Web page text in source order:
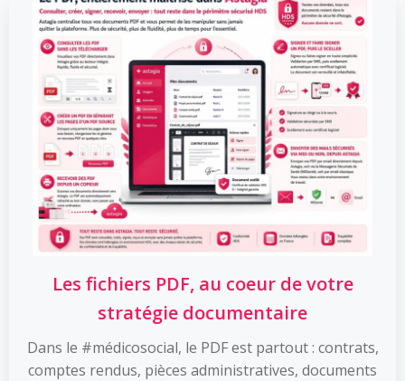
Les fichiers PDF, au coeur de votre
stratégie documentaire
Dans le #médicosocial, le PDF est partout : contrats,
comptes rendus, pièces administratives, documents